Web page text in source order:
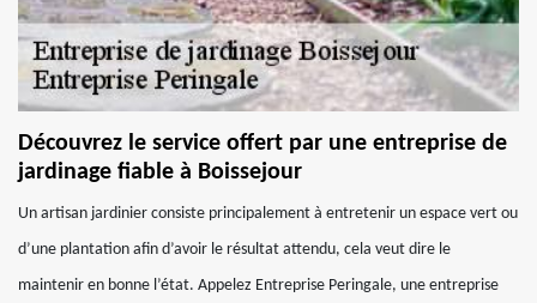
Découvrez le service offert par une entreprise de
jardinage fiable à Boissejour
Un artisan jardinier consiste principalement à entretenir un espace vert ou
d’une plantation afin d’avoir le résultat attendu, cela veut dire le
maintenir en bonne l’état. Appelez Entreprise Peringale, une entreprise